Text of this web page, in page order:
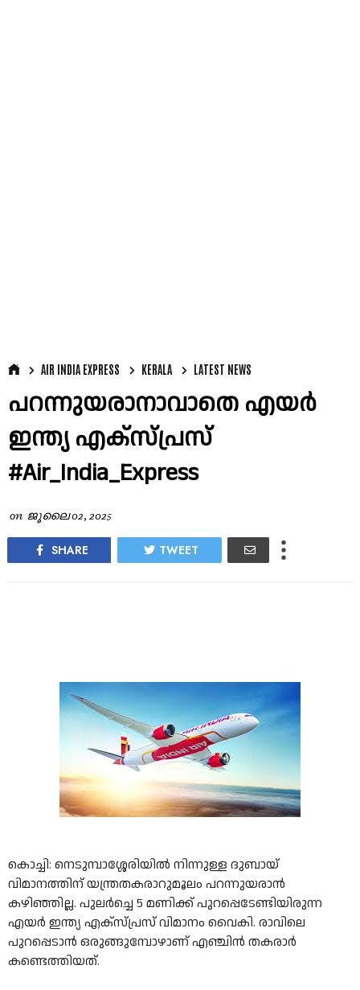
AIR INDIA EXPRESS KERALA LATEST NEWS
പറന്നുയരാനാവാതെ എയർ
ഇന്ത്യ എക്സ്പ്രസ്
#Air_India_Express
on ജൂലൈ 02, 2025
SHARE TWEET
കൊച്ചി: നെടുമ്പാശ്ശേരിയിൽ നിന്നുള്ള ദുബായ്
വിമാനത്തിന് യന്ത്രതകരാറുമൂലം പറന്നുയരാൻ
കഴിഞ്ഞില്ല. പുലർച്ചെ 5 മണിക്ക് പുറപ്പെടേണ്ടിയിരുന്ന
എയർ ഇന്ത്യ എക്സ്പ്രസ് വിമാനം വൈകി. രാവിലെ
പുറപ്പെടാൻ ഒരുങ്ങുമ്പോഴാണ് എഞ്ചിൻ തകരാർ
കണ്ടെത്തിയത്.